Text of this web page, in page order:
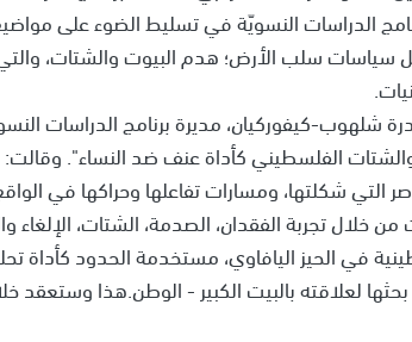
الدراسات النسويّة في تسليط الضوء على
سياسات سلب الأرض؛ هدم البيوت والشتات،
شلهوب-كيفوركيان، مديرة برنامج الدراسات
الفلسطيني كأداة عنف ضد النساء". وقالت:
من خلال تجربة الفقدان، الصدمة، الشتات،
في الحيز اليافاوي، مستخدمة الحدود كأداة
لعلاقته بالبيت الكبير - الوطن.هذا وستعقد